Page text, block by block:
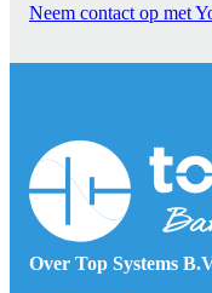
Neem contact op met
Over Top Systems